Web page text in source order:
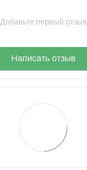
Добавьте первый отзыв
Написать отзыв